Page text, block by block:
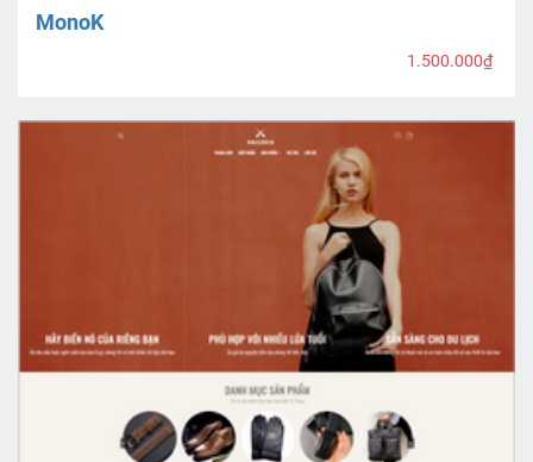
MonoK
1.500.000₫